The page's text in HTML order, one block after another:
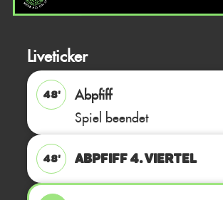
Liveticker
48'
Abpfiff
Spiel beendet
48' ABPFIFF 4. Viertel